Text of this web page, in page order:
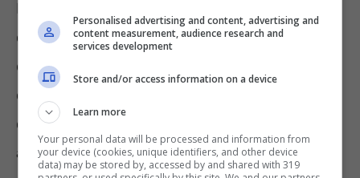
Dunque, è necessario essere cittadini italiani
o di uno degli stati che facciano parte
dell’Unione Europea. Poi, è importante godere
dei diritti civili e di quelli politici e, di
conseguenza, far parte dell’elettorato politico
attivo. Di uguale importanza è possedere la
Personalised advertising and content, advertising and
content measurement, audience research and
services development
Store and/or access information on a device
Learn more
Your personal data will be processed and information from
your device (cookies, unique identifiers, and other device
data) may be stored by, accessed by and shared with 319